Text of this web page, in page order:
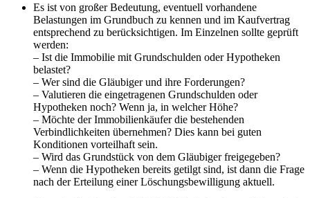
Es ist von großer Bedeutung, eventuell vorhandene
Belastungen im Grundbuch zu kennen und im Kaufvertrag
entsprechend zu berücksichtigen. Im Einzelnen sollte geprüft
werden:
– Ist die Immobilie mit Grundschulden oder Hypotheken
belastet?
– Wer sind die Gläubiger und ihre Forderungen?
– Valutieren die eingetragenen Grundschulden oder
Hypotheken noch? Wenn ja, in welcher Höhe?
– Möchte der Immobilienkäufer die bestehenden
Verbindlichkeiten übernehmen? Dies kann bei guten
Konditionen vorteilhaft sein.
– Wird das Grundstück von dem Gläubiger freigegeben?
– Wenn die Hypotheken bereits getilgt sind, ist dann die Frage
nach der Erteilung einer Löschungsbewilligung aktuell.